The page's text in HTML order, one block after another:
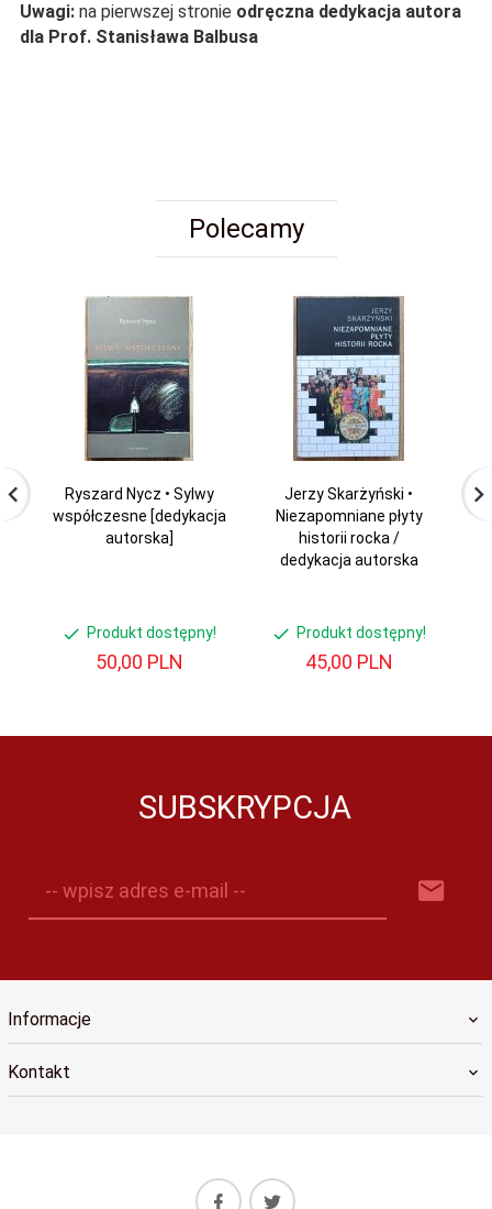
Uwagi: na pierwszej stronie odręczna dedykacja autora
dla Prof. Stanisława Balbusa
Polecamy
Ryszard Nycz • Sylwy
współczesne [dedykacja
autorska]
Produkt dostępny!
50,00 PLN
Jerzy Skarżyński •
Niezapomniane płyty
historii rocka /
dedykacja autorska
Produkt dostępny!
45,00 PLN
SUBSKRYPCJA
-- wpisz adres e-mail --
Informacje
Kontakt